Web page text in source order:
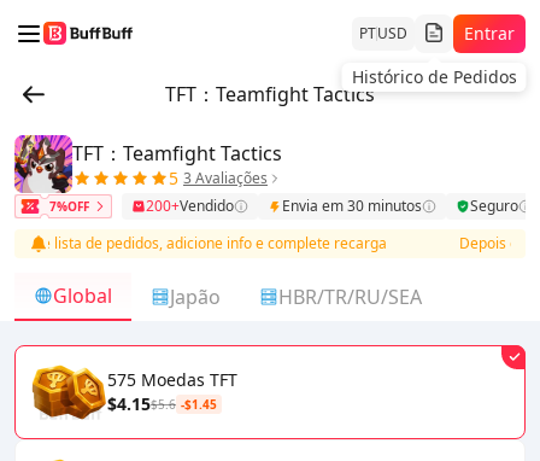
PTUSD
Histórico de Pedidos
Entrar
TFT：Teamfight Tactics
TFT：Teamfight Tactics
5 3 Avaliações
7%OFF 200+Vendido Envia em 30 minutos
Seguro
lista de pedidos, adicione info e complete recarga
Depois do
Global Japão HBR/TR/RU/SEA
575 Moedas TFT
$4.15$5.6 -$1.45